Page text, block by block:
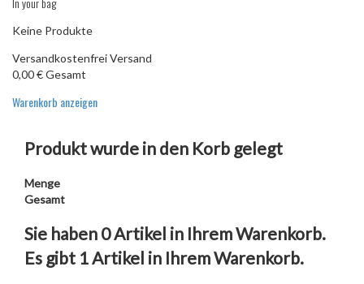
Keine Produkte
VersandkostenfreiVersand
0,00 €Gesamt
Warenkorb anzeigen
Produkt wurde in den Korb gelegt
Menge
Gesamt
Sie haben 0Artikel in Ihrem Warenkorb.
Es gibt 1 Artikel in Ihrem Warenkorb.